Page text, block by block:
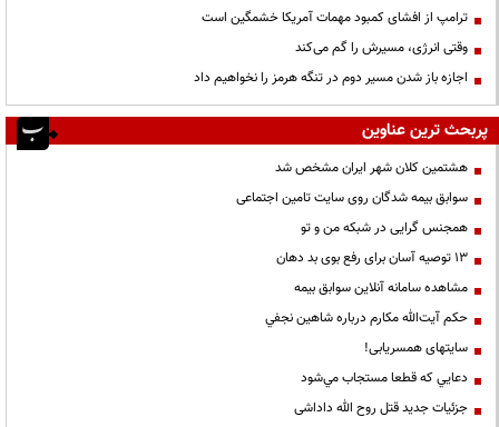
ترامپ از افشای کمبود مهمات آمریکا خشمگین است
وقتی انرژی، مسیرش را گم می‌کند
اجازه باز شدن مسیر دوم در تنگه هرمز را نخواهیم داد
پربحث ترین عناوین
هشتمین کلان شهر ایران مشخص شد
سوابق بیمه شدگان روی سایت تامین اجتماعی
همجنس گرایی در شبکه من و تو
13 توصیه آسان برای رفع بوی بد دهان
مشاهده سامانه آنلاين سوابق بیمه
حكم آيت‌الله مكارم درباره شاهين نجفي
سایتهای همسریابی!
دعايي كه قطعا مستجاب مي‌شود
جزئیات جدید قتل روح الله داداشی